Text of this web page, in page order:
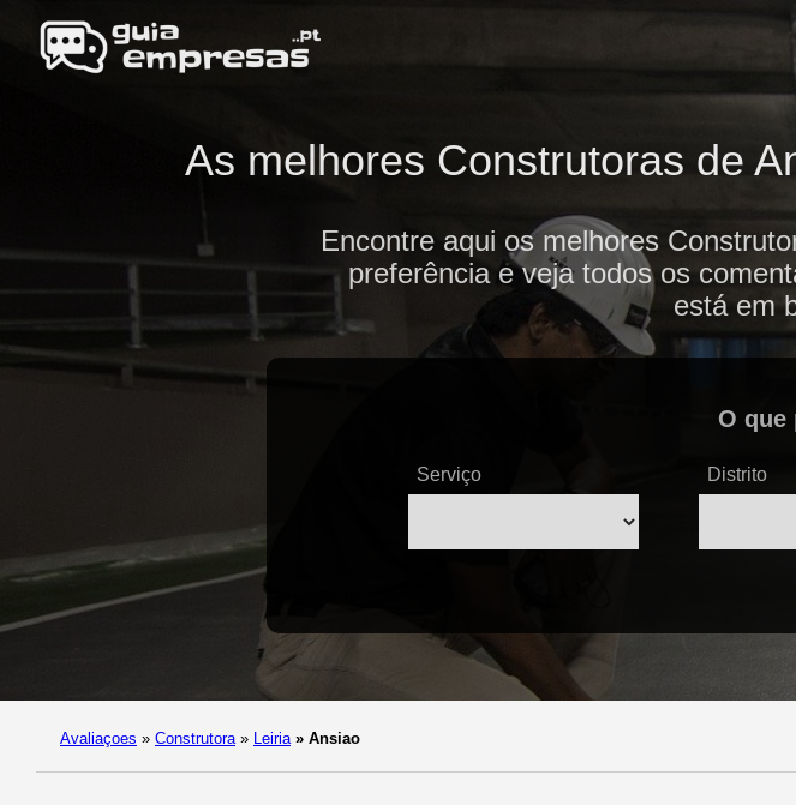
As melhores Construtoras de
Encontre aqui os melhores
preferência e veja todos os
está em
O que
Serviço Distrito
Avaliaçoes » Construtora » Leiria » Ansiao